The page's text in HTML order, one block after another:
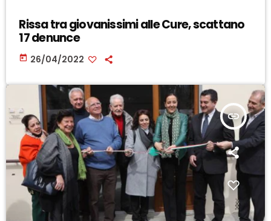
Rissa tra giovanissimi alle Cure, scattano
17 denunce
today 26/04/2022
insert_link